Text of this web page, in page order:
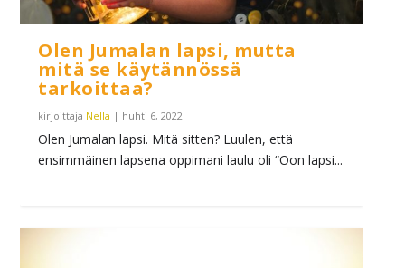
Olen Jumalan lapsi, mutta
mitä se käytännössä
tarkoittaa?
kirjoittaja Nella | huhti 6, 2022
Olen Jumalan lapsi. Mitä sitten? Luulen, että
ensimmäinen lapsena oppimani laulu oli “Oon lapsi...